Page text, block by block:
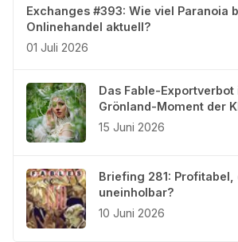
Exchanges #393: Wie viel Paranoia
Onlinehandel aktuell?
01 Juli 2026
Das Fable-Exportverbot
Grönland-Moment der
15 Juni 2026
Briefing 281: Profitabel,
uneinholbar?
10 Juni 2026